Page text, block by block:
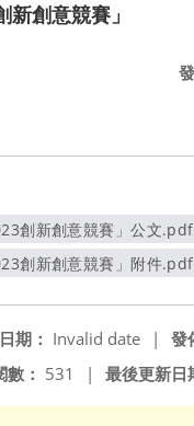
新創意競賽」
創新創意競賽」公文.pdf
另開新視窗
創新創意競賽」附件.pdf
發
期： Invalid date
|
最後更新日
數： 531 |